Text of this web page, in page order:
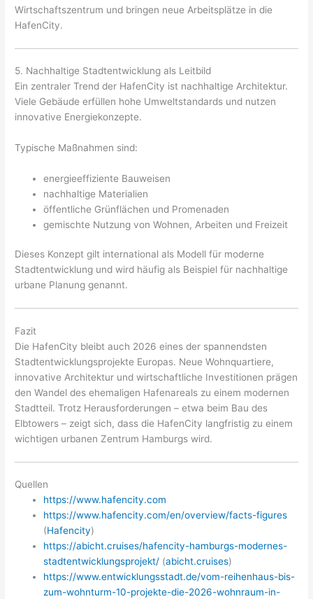
Wirtschaftszentrum und bringen neue Arbeitsplätze in die
HafenCity.
5. Nachhaltige Stadtentwicklung als Leitbild
Ein zentraler Trend der HafenCity ist nachhaltige Architektur.
Viele Gebäude erfüllen hohe Umweltstandards und nutzen
innovative Energiekonzepte.
Typische Maßnahmen sind:
energieeffiziente Bauweisen
nachhaltige Materialien
öffentliche Grünflächen und Promenaden
gemischte Nutzung von Wohnen, Arbeiten und Freizeit
Dieses Konzept gilt international als Modell für moderne
Stadtentwicklung und wird häufig als Beispiel für nachhaltige
urbane Planung genannt.
Fazit
Die HafenCity bleibt auch 2026 eines der spannendsten
Stadtentwicklungsprojekte Europas. Neue Wohnquartiere,
innovative Architektur und wirtschaftliche Investitionen prägen
den Wandel des ehemaligen Hafenareals zu einem modernen
Stadtteil. Trotz Herausforderungen – etwa beim Bau des
Elbtowers – zeigt sich, dass die HafenCity langfristig zu einem
wichtigen urbanen Zentrum Hamburgs wird.
Quellen
https://www.hafencity.com
https://www.hafencity.com/en/overview/facts-figures
(Hafencity)
https://abicht.cruises/hafencity-hamburgs-modernes-
stadtentwicklungsprojekt/ (abicht.cruises)
https://www.entwicklungsstadt.de/vom-reihenhaus-bis-
zum-wohnturm-10-projekte-die-2026-wohnraum-in-